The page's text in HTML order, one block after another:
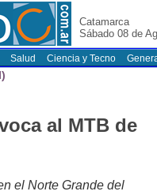
Catamarca
Sábado 08 de
Salud Ciencia y Tecno
al MTB de
el Norte Grande del